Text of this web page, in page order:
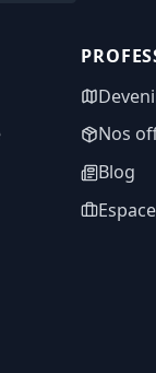
Nos
Blog